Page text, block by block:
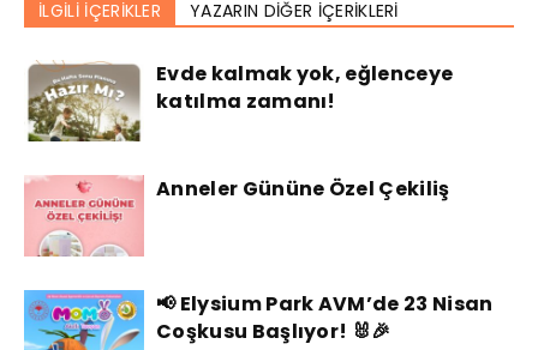
İLGİLİ İÇERİKLER YAZARIN DİĞER İÇERİKLERİ
Evde kalmak yok, eğlenceye
katılma zamanı!
Anneler Gününe Özel Çekiliş
📢 Elysium Park AVM’de 23 Nisan
Coşkusu Başlıyor! 🐰🎉